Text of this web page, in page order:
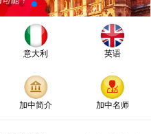
意大利 英语
加中简介 加中名师